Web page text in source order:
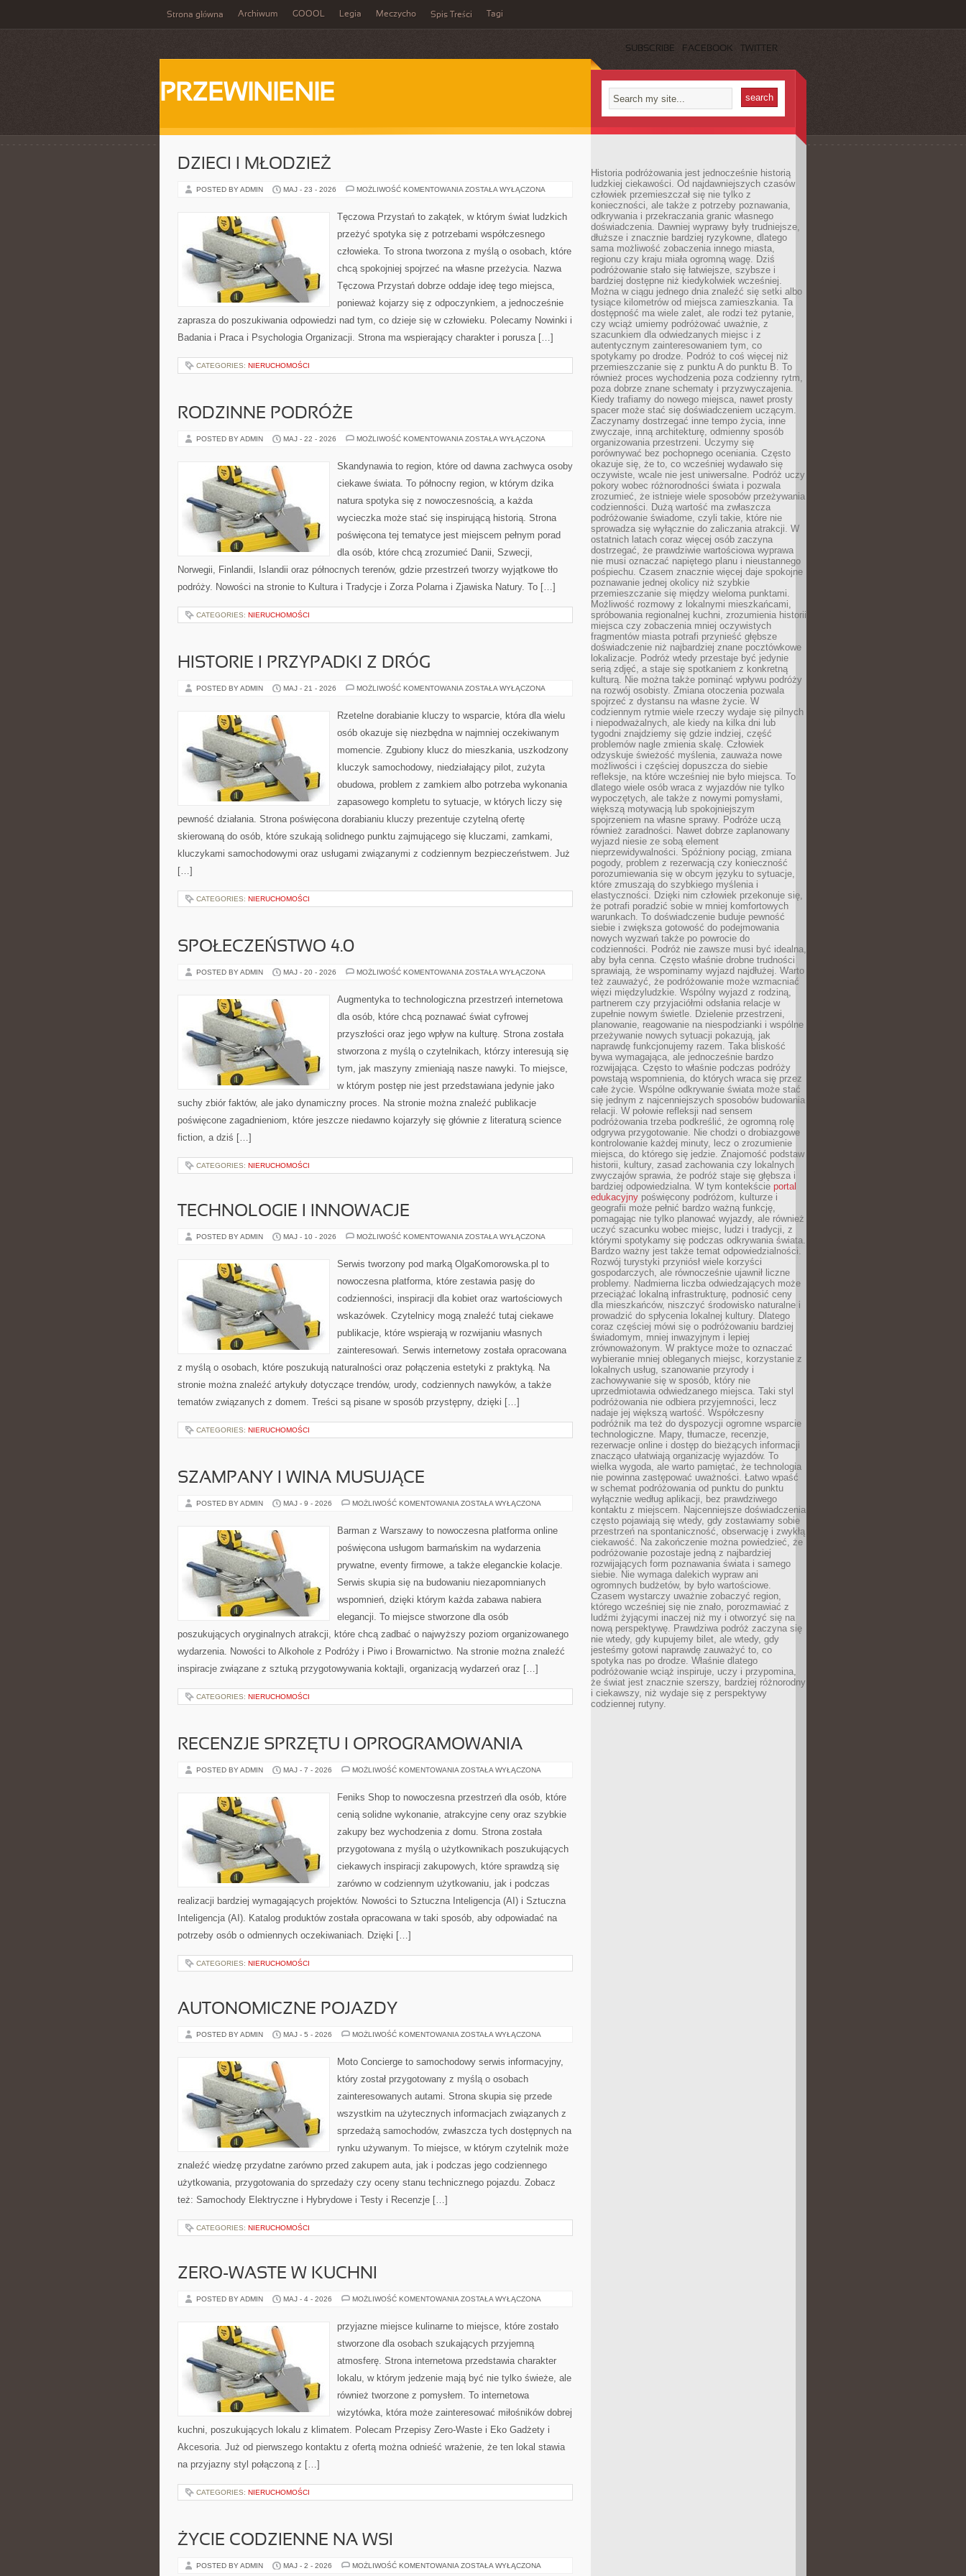
Strona główna Archiwum GOOOL Legia Meczycho Spis Treści Tagi
SUBSCRIBE FACEBOOK TWITTER
PRZEWINIENIE
DZIECI I MŁODZIEŻ
POSTED BY ADMIN MAJ - 23 - 2026 MOŻLIWOŚĆ KOMENTOWANIA DZIECI
ZOSTAŁA WYŁĄCZONA
Tęczowa Przystań to zakątek, w którym świat ludzkich
przeżyć spotyka się z potrzebami współczesnego
człowieka. To strona tworzona z myślą o osobach, które
chcą spokojniej spojrzeć na własne przeżycia. Nazwa
Tęczowa Przystań dobrze oddaje ideę tego miejsca,
ponieważ kojarzy się z odpoczynkiem, a jednocześnie
zaprasza do poszukiwania odpowiedzi nad tym, co dzieje się w człowieku. Polecamy Nowinki i
Badania i Praca i Psychologia Organizacji. Strona ma wspierający charakter i porusza […]
CATEGORIES: NIERUCHOMOŚCI
RODZINNE PODRÓŻE
POSTED BY ADMIN MAJ - 22 - 2026 MOŻLIWOŚĆ KOMENTOWANIA RODZINNE
ZOSTAŁA WYŁĄCZONA
Skandynawia to region, które od dawna zachwyca osoby
ciekawe świata. To północny region, w którym dzika
natura spotyka się z nowoczesnością, a każda
wycieczka może stać się inspirującą historią. Strona
poświęcona tej tematyce jest miejscem pełnym porad
dla osób, które chcą zrozumieć Danii, Szwecji,
Norwegii, Finlandii, Islandii oraz północnych terenów, gdzie przestrzeń tworzy wyjątkowe tło
podróży. Nowości na stronie to Kultura i Tradycje i Zorza Polarna i Zjawiska Natury. To […]
CATEGORIES: NIERUCHOMOŚCI
HISTORIE I PRZYPADKI Z DRÓG
POSTED BY ADMIN MAJ - 21 - 2026 MOŻLIWOŚĆ KOMENTOWANIA HISTORIE
DRÓG
ZOSTAŁA WYŁĄCZONA
Rzetelne dorabianie kluczy to wsparcie, która dla wielu
osób okazuje się niezbędna w najmniej oczekiwanym
momencie. Zgubiony klucz do mieszkania, uszkodzony
kluczyk samochodowy, niedziałający pilot, zużyta
obudowa, problem z zamkiem albo potrzeba wykonania
zapasowego kompletu to sytuacje, w których liczy się
pewność działania. Strona poświęcona dorabianiu kluczy prezentuje czytelną ofertę
skierowaną do osób, które szukają solidnego punktu zajmującego się kluczami, zamkami,
kluczykami samochodowymi oraz usługami związanymi z codziennym bezpieczeństwem. Już
[…]
CATEGORIES: NIERUCHOMOŚCI
SPOŁECZEŃSTWO 4.0
POSTED BY ADMIN MAJ - 20 - 2026 MOŻLIWOŚĆ KOMENTOWANIA SPOŁECZEŃSTWO
ZOSTAŁA WYŁĄCZONA
Augmentyka to technologiczna przestrzeń internetowa
dla osób, które chcą poznawać świat cyfrowej
przyszłości oraz jego wpływ na kulturę. Strona została
stworzona z myślą o czytelnikach, którzy interesują się
tym, jak maszyny zmieniają nasze nawyki. To miejsce,
w którym postęp nie jest przedstawiana jedynie jako
suchy zbiór faktów, ale jako dynamiczny proces. Na stronie można znaleźć publikacje
poświęcone zagadnieniom, które jeszcze niedawno kojarzyły się głównie z literaturą science
fiction, a dziś […]
CATEGORIES: NIERUCHOMOŚCI
TECHNOLOGIE I INNOWACJE
POSTED BY ADMIN MAJ - 10 - 2026 MOŻLIWOŚĆ KOMENTOWANIA TECHNOLOGIE
ZOSTAŁA WYŁĄCZONA
Serwis tworzony pod marką OlgaKomorowska.pl to
nowoczesna platforma, które zestawia pasję do
codzienności, inspiracji dla kobiet oraz wartościowych
wskazówek. Czytelnicy mogą znaleźć tutaj ciekawe
publikacje, które wspierają w rozwijaniu własnych
zainteresowań. Serwis internetowy została opracowana
z myślą o osobach, które poszukują naturalności oraz połączenia estetyki z praktyką. Na
stronie można znaleźć artykuły dotyczące trendów, urody, codziennych nawyków, a także
tematów związanych z domem. Treści są pisane w sposób przystępny, dzięki […]
CATEGORIES: NIERUCHOMOŚCI
SZAMPANY I WINA MUSUJĄCE
POSTED BY ADMIN MAJ - 9 - 2026 MOŻLIWOŚĆ KOMENTOWANIA SZAMPANY
MUSUJĄCE
ZOSTAŁA WYŁĄCZONA
Barman z Warszawy to nowoczesna platforma online
poświęcona usługom barmańskim na wydarzenia
prywatne, eventy firmowe, a także eleganckie kolacje.
Serwis skupia się na budowaniu niezapomnianych
wspomnień, dzięki którym każda zabawa nabiera
elegancji. To miejsce stworzone dla osób
poszukujących oryginalnych atrakcji, które chcą zadbać o najwyższy poziom organizowanego
wydarzenia. Nowości to Alkohole z Podróży i Piwo i Browarnictwo. Na stronie można znaleźć
inspiracje związane z sztuką przygotowywania koktajli, organizacją wydarzeń oraz […]
CATEGORIES: NIERUCHOMOŚCI
RECENZJE SPRZĘTU I OPROGRAMOWANIA
POSTED BY ADMIN MAJ - 7 - 2026 MOŻLIWOŚĆ KOMENTOWANIA RECENZJE
OPROGRAMOWANIA
ZOSTAŁA WYŁĄCZONA
Feniks Shop to nowoczesna przestrzeń dla osób, które
cenią solidne wykonanie, atrakcyjne ceny oraz szybkie
zakupy bez wychodzenia z domu. Strona została
przygotowana z myślą o użytkownikach poszukujących
ciekawych inspiracji zakupowych, które sprawdzą się
zarówno w codziennym użytkowaniu, jak i podczas
realizacji bardziej wymagających projektów. Nowości to Sztuczna Inteligencja (AI) i Sztuczna
Inteligencja (AI). Katalog produktów została opracowana w taki sposób, aby odpowiadać na
potrzeby osób o odmiennych oczekiwaniach. Dzięki […]
CATEGORIES: NIERUCHOMOŚCI
AUTONOMICZNE POJAZDY
POSTED BY ADMIN MAJ - 5 - 2026 MOŻLIWOŚĆ KOMENTOWANIA AUTONOMICZNE
ZOSTAŁA WYŁĄCZONA
Moto Concierge to samochodowy serwis informacyjny,
który został przygotowany z myślą o osobach
zainteresowanych autami. Strona skupia się przede
wszystkim na użytecznych informacjach związanych z
sprzedażą samochodów, zwłaszcza tych dostępnych na
rynku używanym. To miejsce, w którym czytelnik może
znaleźć wiedzę przydatne zarówno przed zakupem auta, jak i podczas jego codziennego
użytkowania, przygotowania do sprzedaży czy oceny stanu technicznego pojazdu. Zobacz
też: Samochody Elektryczne i Hybrydowe i Testy i Recenzje […]
CATEGORIES: NIERUCHOMOŚCI
ZERO-WASTE W KUCHNI
POSTED BY ADMIN MAJ - 4 - 2026 MOŻLIWOŚĆ KOMENTOWANIA ZERO-
KUCHNI
ZOSTAŁA WYŁĄCZONA
przyjazne miejsce kulinarne to miejsce, które zostało
stworzone dla osobach szukających przyjemną
atmosferę. Strona internetowa przedstawia charakter
lokalu, w którym jedzenie mają być nie tylko świeże, ale
również tworzone z pomysłem. To internetowa
wizytówka, która może zainteresować miłośników dobrej
kuchni, poszukujących lokalu z klimatem. Polecam Przepisy Zero-Waste i Eko Gadżety i
Akcesoria. Już od pierwszego kontaktu z ofertą można odnieść wrażenie, że ten lokal stawia
na przyjazny styl połączoną z […]
CATEGORIES: NIERUCHOMOŚCI
ŻYCIE CODZIENNE NA WSI
POSTED BY ADMIN MAJ - 2 - 2026 MOŻLIWOŚĆ KOMENTOWANIA ŻYCIE
ZOSTAŁA WYŁĄCZONA
Historia podróżowania jest jednocześnie historią
ludzkiej ciekawości. Od najdawniejszych czasów
człowiek przemieszczał się nie tylko z
konieczności, ale także z potrzeby poznawania,
odkrywania i przekraczania granic własnego
doświadczenia. Dawniej wyprawy były trudniejsze,
dłuższe i znacznie bardziej ryzykowne, dlatego
sama możliwość zobaczenia innego miasta,
regionu czy kraju miała ogromną wagę. Dziś
podróżowanie stało się łatwiejsze, szybsze i
bardziej dostępne niż kiedykolwiek wcześniej.
Można w ciągu jednego dnia znaleźć się setki albo
tysiące kilometrów od miejsca zamieszkania. Ta
dostępność ma wiele zalet, ale rodzi też pytanie,
czy wciąż umiemy podróżować uważnie, z
szacunkiem dla odwiedzanych miejsc i z
autentycznym zainteresowaniem tym, co
spotykamy po drodze. Podróż to coś więcej niż
przemieszczanie się z punktu A do punktu B. To
również proces wychodzenia poza codzienny rytm,
poza dobrze znane schematy i przyzwyczajenia.
Kiedy trafiamy do nowego miejsca, nawet prosty
spacer może stać się doświadczeniem uczącym.
Zaczynamy dostrzegać inne tempo życia, inne
zwyczaje, inną architekturę, odmienny sposób
organizowania przestrzeni. Uczymy się
porównywać bez pochopnego oceniania. Często
okazuje się, że to, co wcześniej wydawało się
oczywiste, wcale nie jest uniwersalne. Podróż uczy
pokory wobec różnorodności świata i pozwala
zrozumieć, że istnieje wiele sposobów przeżywania
codzienności. Dużą wartość ma zwłaszcza
podróżowanie świadome, czyli takie, które nie
sprowadza się wyłącznie do zaliczania atrakcji. W
ostatnich latach coraz więcej osób zaczyna
dostrzegać, że prawdziwie wartościowa wyprawa
nie musi oznaczać napiętego planu i nieustannego
pośpiechu. Czasem znacznie więcej daje spokojne
poznawanie jednej okolicy niż szybkie
przemieszczanie się między wieloma punktami.
Możliwość rozmowy z lokalnymi mieszkańcami,
spróbowania regionalnej kuchni, zrozumienia historii
miejsca czy zobaczenia mniej oczywistych
fragmentów miasta potrafi przynieść głębsze
doświadczenie niż najbardziej znane pocztówkowe
lokalizacje. Podróż wtedy przestaje być jedynie
serią zdjęć, a staje się spotkaniem z konkretną
kulturą. Nie można także pominąć wpływu podróży
na rozwój osobisty. Zmiana otoczenia pozwala
spojrzeć z dystansu na własne życie. W
codziennym rytmie wiele rzeczy wydaje się pilnych
i niepodważalnych, ale kiedy na kilka dni lub
tygodni znajdziemy się gdzie indziej, część
problemów nagle zmienia skalę. Człowiek
odzyskuje świeżość myślenia, zauważa nowe
możliwości i częściej dopuszcza do siebie
refleksje, na które wcześniej nie było miejsca. To
dlatego wiele osób wraca z wyjazdów nie tylko
wypoczętych, ale także z nowymi pomysłami,
większą motywacją lub spokojniejszym
spojrzeniem na własne sprawy. Podróże uczą
również zaradności. Nawet dobrze zaplanowany
wyjazd niesie ze sobą element
nieprzewidywalności. Spóźniony pociąg, zmiana
pogody, problem z rezerwacją czy konieczność
porozumiewania się w obcym języku to sytuacje,
które zmuszają do szybkiego myślenia i
elastyczności. Dzięki nim człowiek przekonuje się,
że potrafi poradzić sobie w mniej komfortowych
warunkach. To doświadczenie buduje pewność
siebie i zwiększa gotowość do podejmowania
nowych wyzwań także po powrocie do
codzienności. Podróż nie zawsze musi być idealna,
aby była cenna. Często właśnie drobne trudności
sprawiają, że wspominamy wyjazd najdłużej. Warto
też zauważyć, że podróżowanie może wzmacniać
więzi międzyludzkie. Wspólny wyjazd z rodziną,
partnerem czy przyjaciółmi odsłania relacje w
zupełnie nowym świetle. Dzielenie przestrzeni,
planowanie, reagowanie na niespodzianki i wspólne
przeżywanie nowych sytuacji pokazują, jak
naprawdę funkcjonujemy razem. Taka bliskość
bywa wymagająca, ale jednocześnie bardzo
rozwijająca. Często to właśnie podczas podróży
powstają wspomnienia, do których wraca się przez
całe życie. Wspólne odkrywanie świata może stać
się jednym z najcenniejszych sposobów budowania
relacji. W połowie refleksji nad sensem
podróżowania trzeba podkreślić, że ogromną rolę
odgrywa przygotowanie. Nie chodzi o drobiazgowe
kontrolowanie każdej minuty, lecz o zrozumienie
miejsca, do którego się jedzie. Znajomość podstaw
historii, kultury, zasad zachowania czy lokalnych
zwyczajów sprawia, że podróż staje się głębsza i
bardziej odpowiedzialna. W tym kontekście portal
edukacyjny poświęcony podróżom, kulturze i
geografii może pełnić bardzo ważną funkcję,
pomagając nie tylko planować wyjazdy, ale również
uczyć szacunku wobec miejsc, ludzi i tradycji, z
którymi spotykamy się podczas odkrywania świata.
Bardzo ważny jest także temat odpowiedzialności.
Rozwój turystyki przyniósł wiele korzyści
gospodarczych, ale równocześnie ujawnił liczne
problemy. Nadmierna liczba odwiedzających może
przeciążać lokalną infrastrukturę, podnosić ceny
dla mieszkańców, niszczyć środowisko naturalne i
prowadzić do spłycenia lokalnej kultury. Dlatego
coraz częściej mówi się o podróżowaniu bardziej
świadomym, mniej inwazyjnym i lepiej
zrównoważonym. W praktyce może to oznaczać
wybieranie mniej obleganych miejsc, korzystanie z
lokalnych usług, szanowanie przyrody i
zachowywanie się w sposób, który nie
uprzedmiotawia odwiedzanego miejsca. Taki styl
podróżowania nie odbiera przyjemności, lecz
nadaje jej większą wartość. Współczesny
podróżnik ma też do dyspozycji ogromne wsparcie
technologiczne. Mapy, tłumacze, recenzje,
rezerwacje online i dostęp do bieżących informacji
znacząco ułatwiają organizację wyjazdów. To
wielka wygoda, ale warto pamiętać, że technologia
nie powinna zastępować uważności. Łatwo wpaść
w schemat podróżowania od punktu do punktu
wyłącznie według aplikacji, bez prawdziwego
kontaktu z miejscem. Najcenniejsze doświadczenia
często pojawiają się wtedy, gdy zostawiamy sobie
przestrzeń na spontaniczność, obserwację i zwykłą
ciekawość. Na zakończenie można powiedzieć, że
podróżowanie pozostaje jedną z najbardziej
rozwijających form poznawania świata i samego
siebie. Nie wymaga dalekich wypraw ani
ogromnych budżetów, by było wartościowe.
Czasem wystarczy uważnie zobaczyć region,
którego wcześniej się nie znało, porozmawiać z
ludźmi żyjącymi inaczej niż my i otworzyć się na
nową perspektywę. Prawdziwa podróż zaczyna się
nie wtedy, gdy kupujemy bilet, ale wtedy, gdy
jesteśmy gotowi naprawdę zauważyć to, co
spotyka nas po drodze. Właśnie dlatego
podróżowanie wciąż inspiruje, uczy i przypomina,
że świat jest znacznie szerszy, bardziej różnorodny
i ciekawszy, niż wydaje się z perspektywy
codziennej rutyny.